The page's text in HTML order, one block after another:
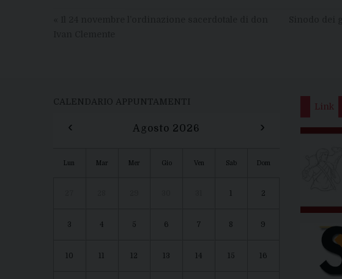
CALENDARIO APPUNTAMENTI
‹ Agosto 2026 ›
Lun Mar Mer Gio Ven Sab Dom
2
3 4 5 6 7 8 9
10 12 13 14 15 16
Link